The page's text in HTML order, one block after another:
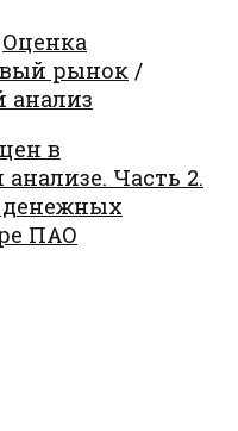
Оценка
рынок /
в
Часть 2.
денежных
ПАО